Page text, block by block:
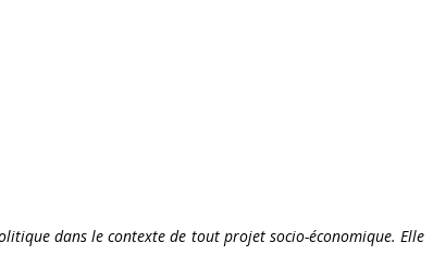
dans le contexte de tout projet socio-économique. Elle